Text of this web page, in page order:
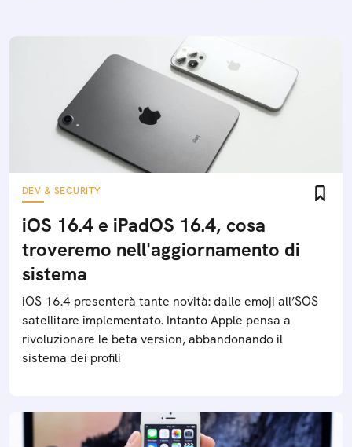
DEV & SECURITY
iOS 16.4 e iPadOS 16.4, cosa
troveremo nell'aggiornamento di
sistema
iOS 16.4 presenterà tante novità: dalle emoji all’SOS
satellitare implementato. Intanto Apple pensa a
rivoluzionare le beta version, abbandonando il
sistema dei profili